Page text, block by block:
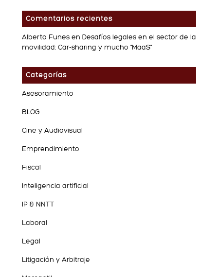
Comentarios recientes
Alberto Funesen Desafíos legales en el sector de la
movilidad: Car-sharing y mucho “MaaS”
Categorías
Asesoramiento
BLOG
Cine y Audiovisual
Emprendimiento
Fiscal
Inteligencia artificial
IP & NNTT
Laboral
Legal
Litigación y Arbitraje